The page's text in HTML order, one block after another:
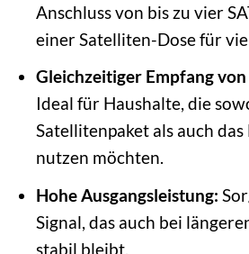
Anschluss von bis zu vier
einer Satelliten-Dose für
Gleichzeitiger Empfang
Ideal für Haushalte, die
Satellitenpaket als auch
nutzen möchten.
Hohe Ausgangsleistung:
Signal, das auch bei
stabil bleibt.